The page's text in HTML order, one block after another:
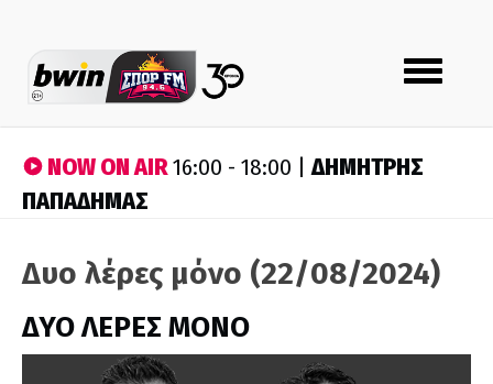
Toggle
navigation
NOW ON AIR16:00 - 18:00 |ΔΗΜΗΤΡΗΣ
ΠΑΠΑΔΗΜΑΣ
Δυο λέρες μόνο (22/08/2024)
ΔΥΟ ΛΕΡΕΣ ΜΟΝΟ